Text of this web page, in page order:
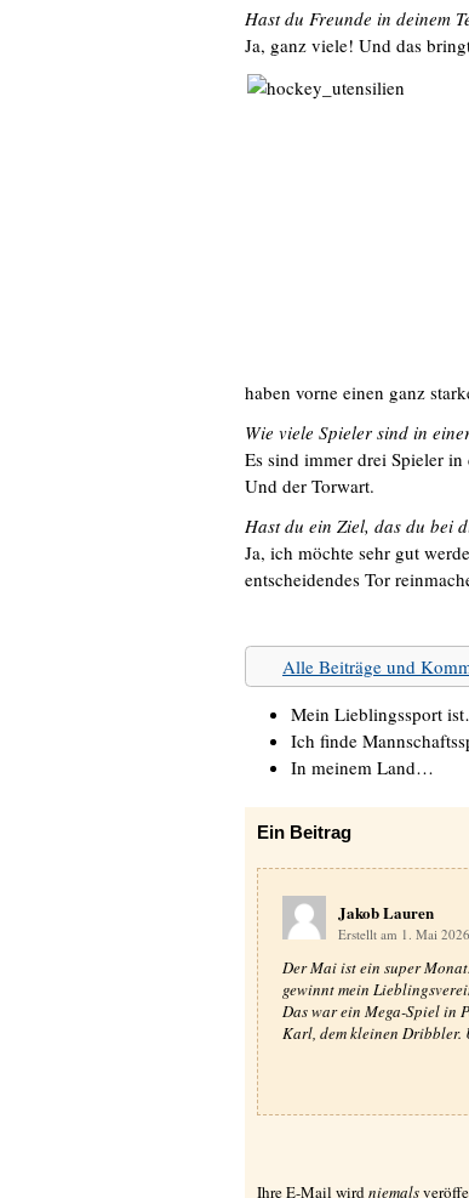
Hast du Freunde in deinem
Ja, ganz viele! Und das
haben vorne einen ganz
Wie viele Spieler sind in
Es sind immer drei Spieler
Und der Torwart.
Hast du ein Ziel, das du bei
Ja, ich möchte sehr gut
entscheidendes Tor
Alle Beiträge und
Mein Lieblingssport
Ich finde
In meinem Land…
Ein Beitrag
Jakob Lauren
Erstellt am 1. Mai
Der Mai ist ein super
gewinnt mein
Das war ein Mega-Spiel in
Karl, dem kleinen Dribbler.
Ihre E-Mail wirdniemals